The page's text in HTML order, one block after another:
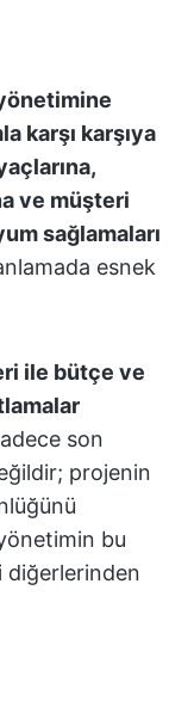
karşı karşıya
ve müşteri
sağlamaları
esnek
ile bütçe ve
son
projenin
bu
diğerlerinden